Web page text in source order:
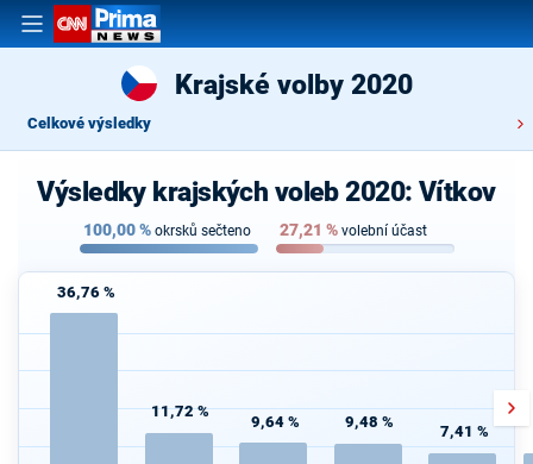
Krajské volby 2020
Celkové výsledky
Výsledky krajských voleb 2020: Vítkov
100,00% okrsků sečteno 27,21 % volební účast
36,76 %
11,72 %
9,64 % 9,48 %
7,41 %